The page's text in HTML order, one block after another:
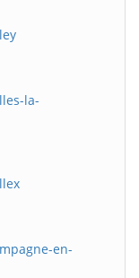
la-
en-